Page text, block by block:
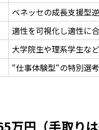
ベネッセの成長支援型
適性を可視化し適性に
大学院生や理系学生な
“仕事体験型“の特別選
万円（手取り